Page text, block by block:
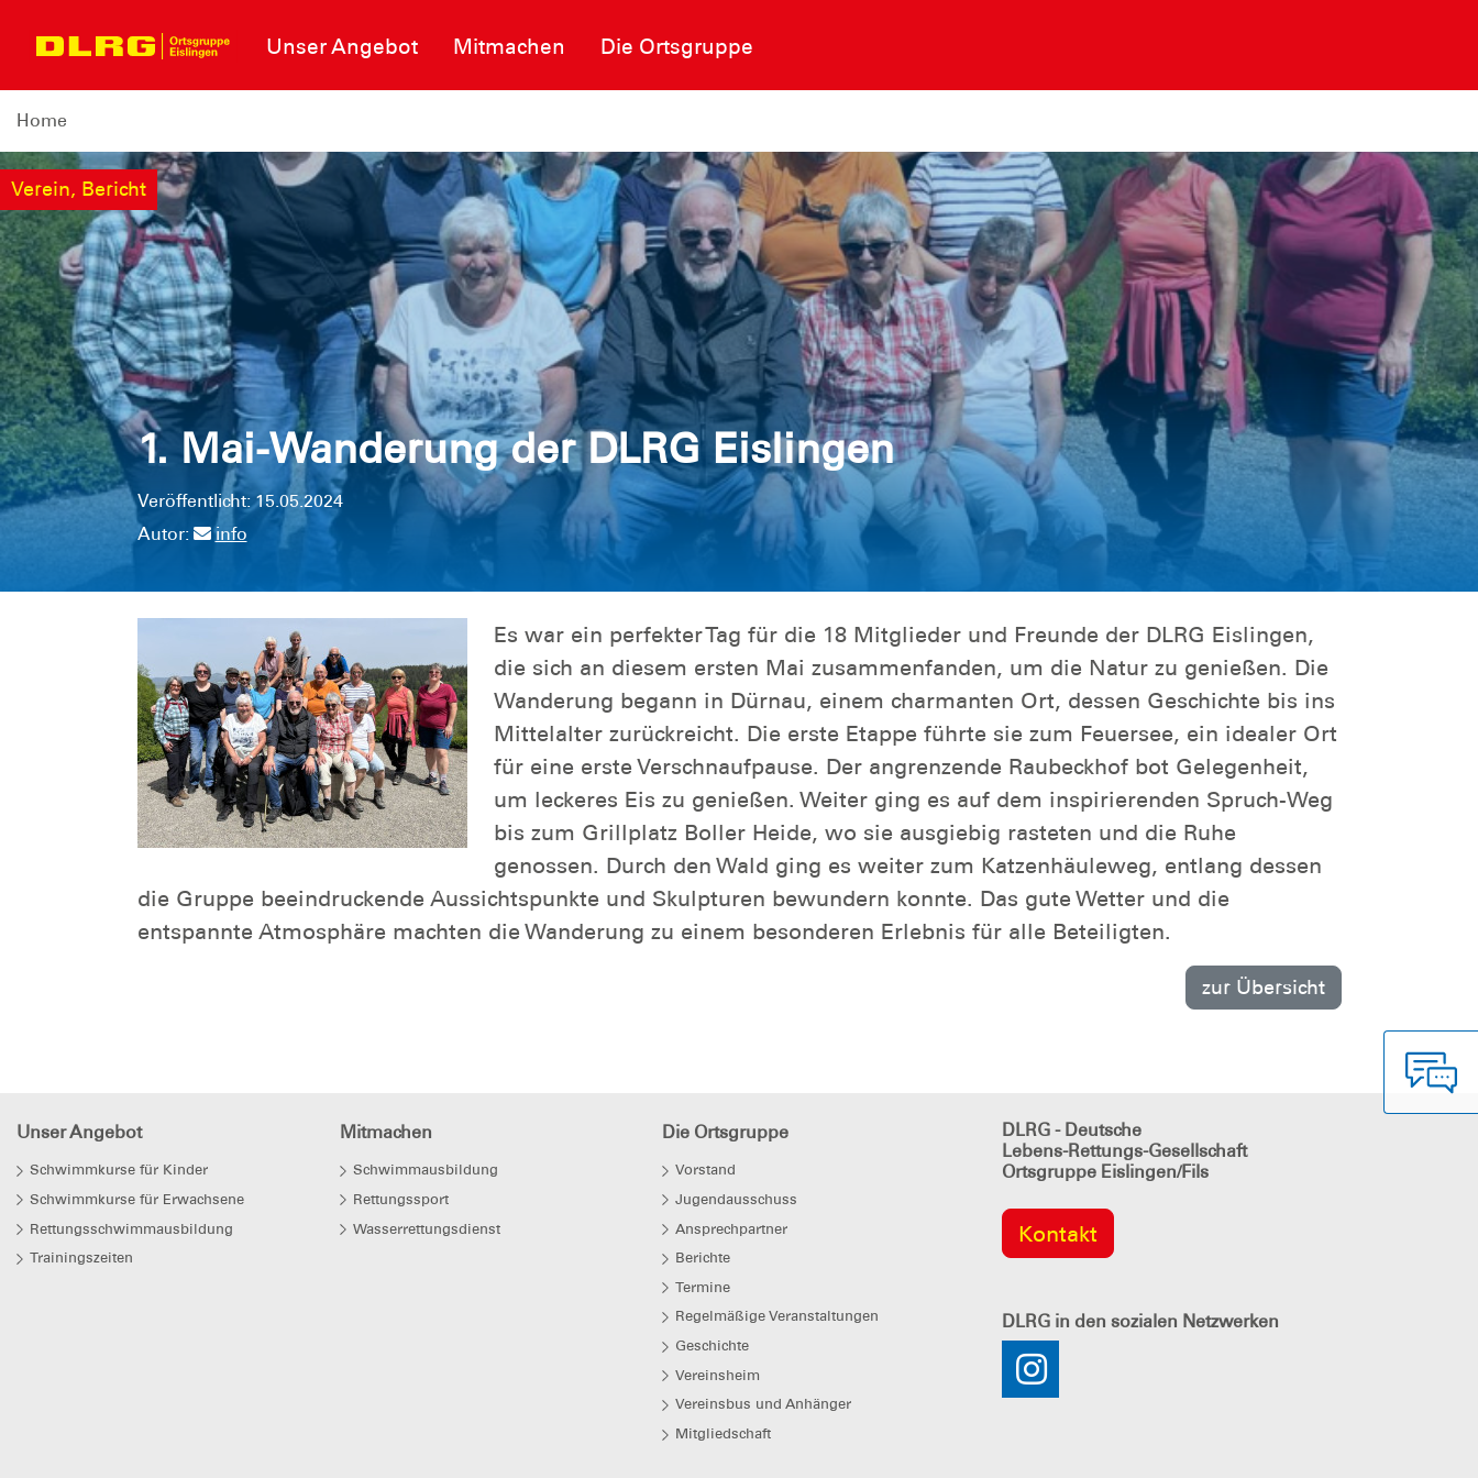
Unser Angebot Mitmachen Die Ortsgruppe
Home
Verein, Bericht
1. Mai-Wanderung der DLRG Eislingen
Veröffentlicht: 15.05.2024
Autor:
info
Es war ein perfekter Tag für die 18 Mitglieder und Freunde der DLRG Eislingen,
die sich an diesem ersten Mai zusammenfanden, um die Natur zu genießen. Die
Wanderung begann in Dürnau, einem charmanten Ort, dessen Geschichte bis ins
Mittelalter zurückreicht. Die erste Etappe führte sie zum Feuersee, ein idealer Ort
für eine erste Verschnaufpause. Der angrenzende Raubeckhof bot Gelegenheit,
um leckeres Eis zu genießen. Weiter ging es auf dem inspirierenden Spruch-Weg
bis zum Grillplatz Boller Heide, wo sie ausgiebig rasteten und die Ruhe
genossen. Durch den Wald ging es weiter zum Katzenhäuleweg, entlang dessen
die Gruppe beeindruckende Aussichtspunkte und Skulpturen bewundern konnte. Das gute Wetter und die
entspannte Atmosphäre machten die Wanderung zu einem besonderen Erlebnis für alle Beteiligten.
zur Übersicht
Unser Angebot
Schwimmkurse für Kinder
Schwimmkurse für Erwachsene
Rettungsschwimmausbildung
Trainingszeiten
Mitmachen
Schwimmausbildung
Rettungssport
Wasserrettungsdienst
Die Ortsgruppe
Vorstand
Jugendausschuss
Ansprechpartner
Berichte
Termine
Regelmäßige Veranstaltungen
Geschichte
Vereinsheim
Vereinsbus und Anhänger
Mitgliedschaft
DLRG - Deutsche
Lebens-Rettungs-Gesellschaft
Ortsgruppe Eislingen/Fils
Kontakt
DLRG in den sozialen Netzwerken